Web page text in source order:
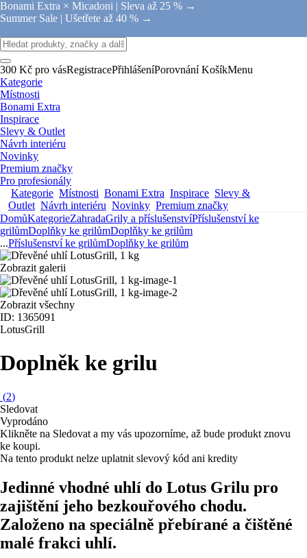
Bonami Extra × Micadoni | Sleva až 25 % →
Summer Sale | Ušetřete až 40 % →
300 Kč pro vásRegistracePřihlášeníPorovnání KošíkMenu
Kategorie
Místnosti
Bonami Extra
Inspirace
Slevy & Outlet
Návrh interiéru
Novinky
Premium značky
Pro profesionály
Kategorie Místnosti Bonami Extra Inspirace Slevy &
Outlet Návrh interiéru Novinky Premium značky
DomůKategorieZahradaGrily a příslušenstvíPříslušenství ke
grilůmDoplňky ke grilůmDoplňky ke grilům
...Příslušenství ke grilůmDoplňky ke grilům
Zobrazit galerii
Zobrazit všechny
ID: 1365091
LotusGrill
Doplněk ke grilu
(2)
Sledovat
Vyprodáno
Klikněte na Sledovat a my vás upozorníme, až bude produkt znovu
ke koupi.
Na tento produkt nelze uplatnit slevový kód ani kredity
Jedinné vhodné uhlí do Lotus Grilu pro
zajištění jeho bezkouřového chodu.
Založeno na speciálně přebírané a čištěné
malé frakci uhlí.